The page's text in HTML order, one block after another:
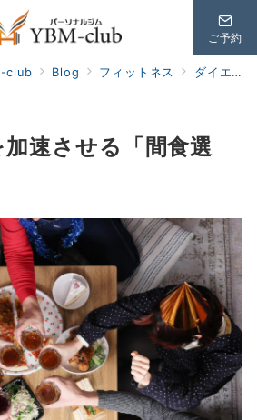
ご予約
club Blog フィットネス ダイエット
速させる「間食選